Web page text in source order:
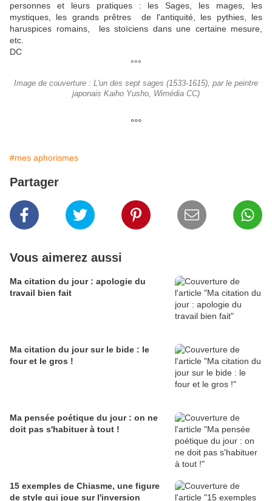
personnes et leurs pratiques : les Sages, les mages, les
mystiques, les grands prêtres de l'antiquité, les pythies, les
haruspices romains, les stoïciens dans une certaine mesure,
etc.
DC
°°°
Image de couverture : L'un des sept sages (1533-1615), par le peintre
japonais Kaiho Yusho, Wimédia CC)
°°°
#mes aphorismes
Partager
Vous aimerez aussi
Ma citation du jour : apologie du
travail bien fait
Ma citation du jour sur le bide : le
four et le gros !
Ma pensée poétique du jour : on ne
doit pas s'habituer à tout !
15 exemples de Chiasme, une figure
de style qui joue sur l'inversion